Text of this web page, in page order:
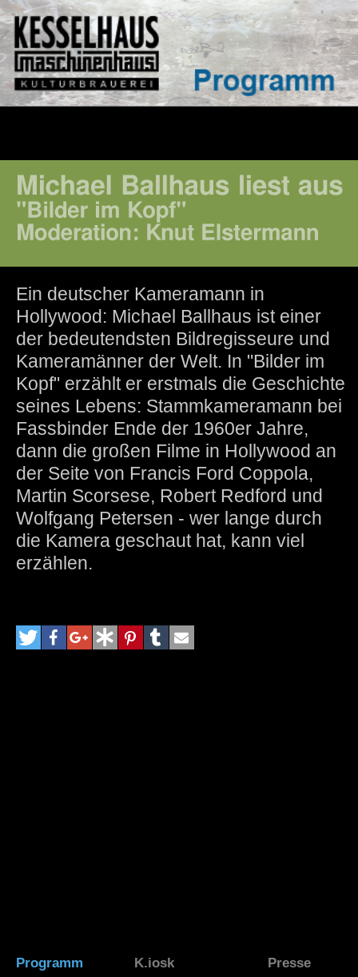
Ein deutscher Kameramann in
Hollywood: Michael Ballhaus ist einer
der bedeutendsten Bildregisseure und
Kameramänner der Welt. In "Bilder im
Kopf" erzählt er erstmals die Geschichte
seines Lebens: Stammkameramann bei
Fassbinder Ende der 1960er Jahre,
dann die großen Filme in Hollywood an
der Seite von Francis Ford Coppola,
Martin Scorsese, Robert Redford und
Wolfgang Petersen - wer lange durch
die Kamera geschaut hat, kann viel
erzählen.
Programm K.iosk Presse